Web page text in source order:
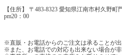
【住所】 〒483-8323 愛知県江南市村久野町
pm20：00
※直販・お電話からのご注文は承ることが出
※また、お電話での対応も出来ない場合が非